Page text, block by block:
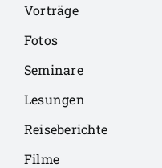
Vorträge
Fotos
Seminare
Lesungen
Reiseberichte
Filme